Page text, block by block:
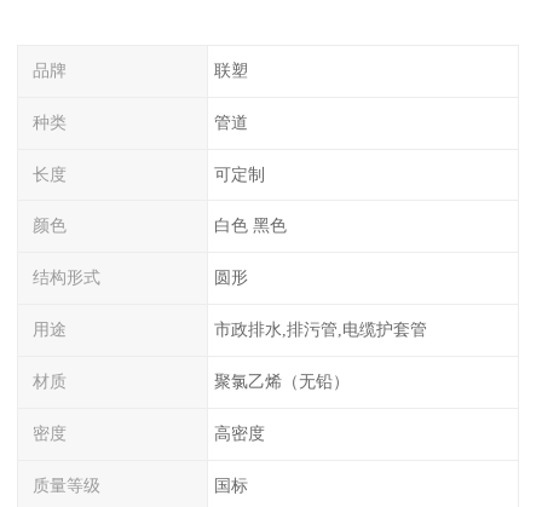
品牌 联塑
种类 管道
长度 可定制
颜色 白色 黑色
结构形式 圆形
用途 市政排水,排污管,电缆护套管
材质 聚氯乙烯（无铅）
密度 高密度
质量等级 国标